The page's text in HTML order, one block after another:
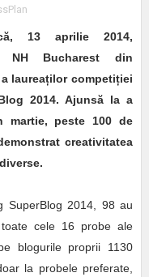
13 aprilie 2014,
NH Bucharest din
laureaților competiției
2014. Ajunsă la a
martie, peste 100 de
creativitatea
SuperBlog 2014, 98 au
cele 16 probe ale
blogurile proprii 1130
la probele preferate,